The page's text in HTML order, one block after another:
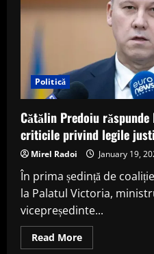
Politică
Cătălin Predoiu
criticile privind legile
Mirel Radoi January 19,
În prima ședință de
la Palatul Victoria,
vicepreședinte...
Read MoreRead
more